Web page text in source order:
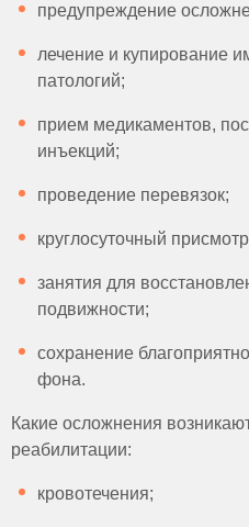
предупреждение
лечение и купирование
патологий;
прием медикаментов,
инъекций;
проведение перевязок;
круглосуточный
занятия для
подвижности;
сохранение
фона.
Какие осложнения
реабилитации:
кровотечения;